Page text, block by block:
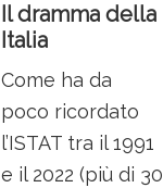
Il dramma della
Italia
Come ha da
poco ricordato
l’ISTAT tra il 1991
e il 2022 (più di 30